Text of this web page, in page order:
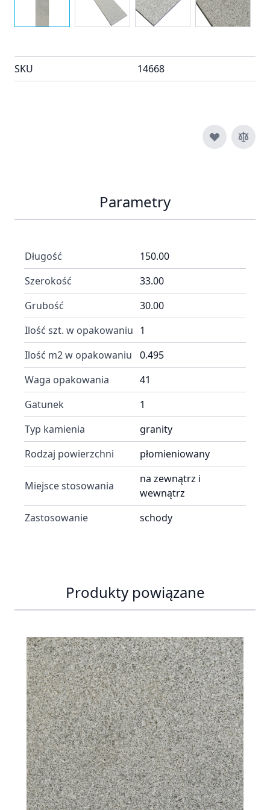
SKU 14668
Parametry
Długość
150.00
Szerokość
33.00
Grubość
30.00
Ilość szt. w opakowaniu 1
Ilość m2 w opakowaniu
0.495
Waga opakowania
41
Gatunek
1
Typ kamienia
granity
Rodzaj powierzchni
płomieniowany
Miejsce stosowania
na zewnątrz i
wewnątrz
Zastosowanie
schody
Produkty powiązane